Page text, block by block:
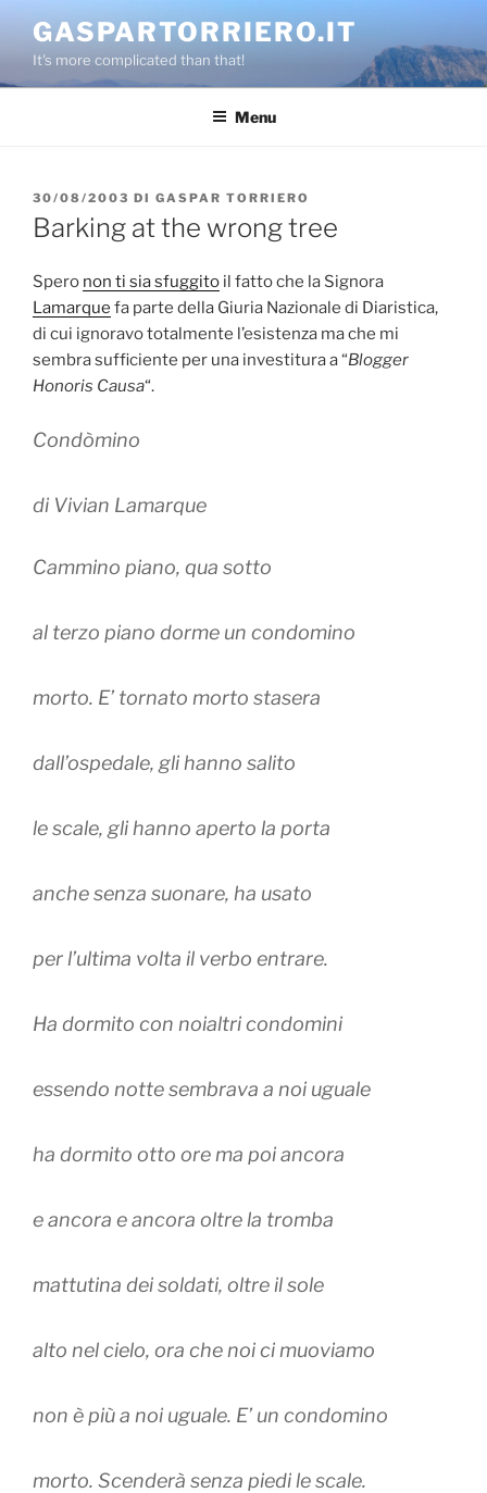
contenuto
GASPARTORRIERO.IT
It's more complicated than that!
Menu
PUBBLICATO
IL
30/08/2003 DI GASPAR TORRIERO
Barking at the wrong tree
Spero non ti sia sfuggito il fatto che la Signora
Lamarque fa parte della Giuria Nazionale di Diaristica,
di cui ignoravo totalmente l’esistenza ma che mi
sembra sufficiente per una investitura a “Blogger
Honoris Causa“.
Condòmino
di Vivian Lamarque
Cammino piano, qua sotto
al terzo piano dorme un condomino
morto. E’ tornato morto stasera
dall’ospedale, gli hanno salito
le scale, gli hanno aperto la porta
anche senza suonare, ha usato
per l’ultima volta il verbo entrare.
Ha dormito con noialtri condomini
essendo notte sembrava a noi uguale
ha dormito otto ore ma poi ancora
e ancora e ancora oltre la tromba
mattutina dei soldati, oltre il sole
alto nel cielo, ora che noi ci muoviamo
non è più a noi uguale. E’ un condomino
morto. Scenderà senza piedi le scale.